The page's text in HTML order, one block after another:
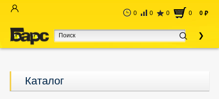
0 0 0 0 0 руб
Каталог